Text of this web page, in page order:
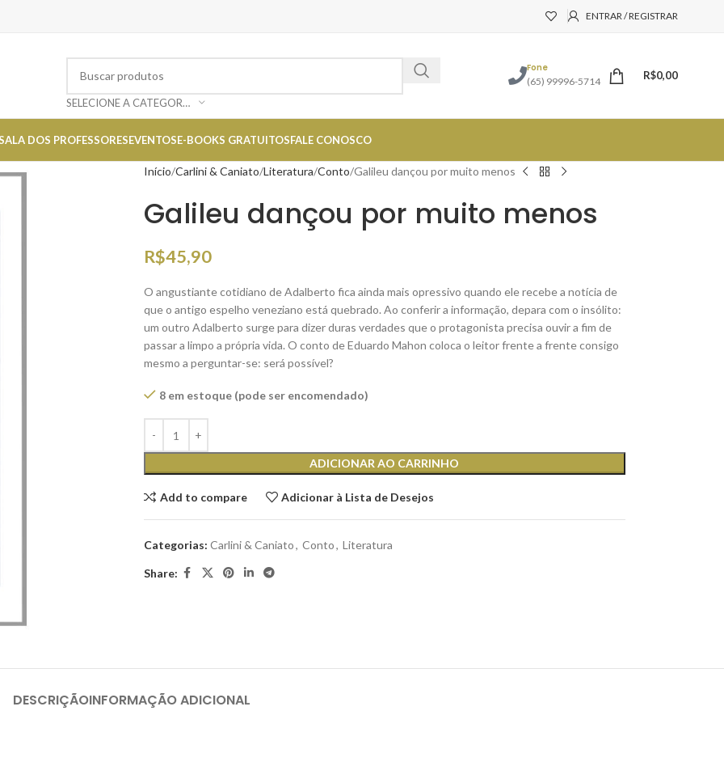
ENTRAR / REGISTRAR
SELECIONE A CATEGORIA
Fone
(65) 99996-5714
R$0,00
DOS PROFESSORESEVENTOSE-BOOKS GRATUITOSFALE CONOSCO
Início Carlini & Caniato Literatura Conto Galileu dançou por muito menos
Galileu dançou por muito menos
R$45,90
O angustiante cotidiano de Adalberto fica ainda mais opressivo quando ele recebe a notícia de
que o antigo espelho veneziano está quebrado. Ao conferir a informação, depara com o insólito:
um outro Adalberto surge para dizer duras verdades que o protagonista precisa ouvir a fim de
passar a limpo a própria vida. O conto de Eduardo Mahon coloca o leitor frente a frente consigo
mesmo a perguntar-se: será possível?
8 em estoque (pode ser encomendado)
ADICIONAR AO CARRINHO
Add to compare Adicionar à Lista de Desejos
Categorias: Carlini & Caniato, Conto, Literatura
Share:
DESCRIÇÃOINFORMAÇÃO ADICIONAL